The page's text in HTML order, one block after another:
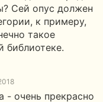
Сей опус должен
к примеру,
такое
библиотеке.
- очень прекрасно